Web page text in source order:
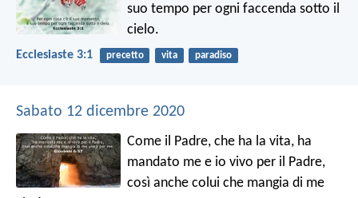
suo tempo per ogni faccenda sotto il
cielo.
Ecclesiaste 3:1 precetto vita paradiso
Sabato 12 dicembre 2020
Come il Padre, che ha la vita, ha
mandato me e io vivo per il Padre,
così anche colui che mangia di me